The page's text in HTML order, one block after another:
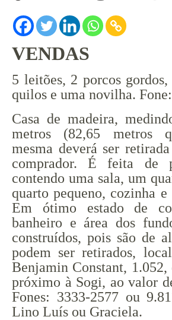
VENDAS
5 leitões, 2 porcos
quilos e uma novilha.
Casa de madeira,
metros (82,65 metros
mesma deverá ser
comprador. É feita de
contendo uma sala, um
quarto pequeno, cozinha
Em ótimo estado de
banheiro e área dos
construídos, pois são de
podem ser retirados,
Benjamin Constant,
próximo à Sogi, ao valor
Fones: 3333-2577 ou
Lino Luís ou Graciela.